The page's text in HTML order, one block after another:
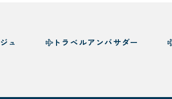
ュ トラベルアンバサダー